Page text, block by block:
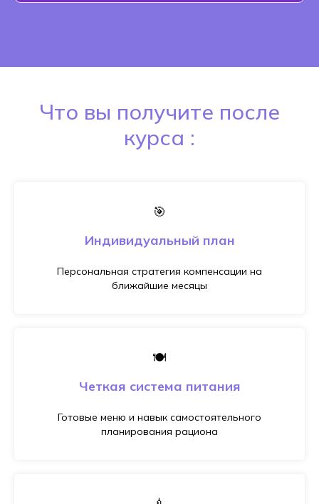
Что вы получите после
курса :
🎯
Индивидуальный план
Персональная стратегия компенсации на
ближайшие месяцы
🍽️
Четкая система питания
Готовые меню и навык самостоятельного
планирования рациона